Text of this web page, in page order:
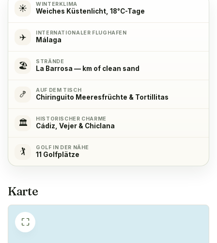
Yes, with 4 hob plates
Backofen
Ja
✓ Kühlschrank
Ja
✓ Kaffeemaschine
☀️ WINTERKLIMA
Weiches Küstenlicht, 18°C-Tage
✈️ INTERNATIONALER FLUGHAFEN
Málaga
🏖️ STRÄNDE
La Barrosa — km of clean sand
🍤 AUF DEM TISCH
Chiringuito Meeresfrüchte & Tortillitas
🏛️ HISTORISCHER CHARME
Cádiz, Vejer & Chiclana
🏌️ GOLF IN DER NÄHE
11 Golfplätze
Karte
⛶